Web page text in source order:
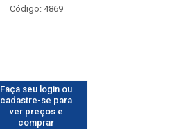
Código: 4869
Faça seu login ou
cadastre-se para
ver preços e
comprar